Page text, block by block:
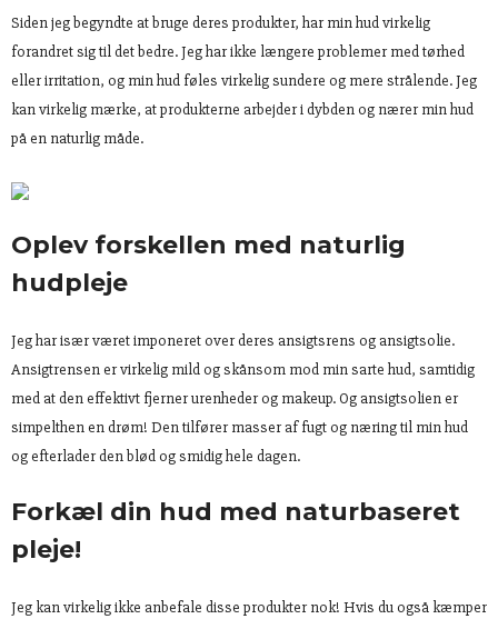
Siden jeg begyndte at bruge deres produkter, har min hud virkelig
forandret sig til det bedre. Jeg har ikke længere problemer med tørhed
eller irritation, og min hud føles virkelig sundere og mere strålende. Jeg
kan virkelig mærke, at produkterne arbejder i dybden og nærer min hud
på en naturlig måde.
Oplev forskellen med naturlig
hudpleje
Jeg har især været imponeret over deres ansigtsrens og ansigtsolie.
Ansigtrensen er virkelig mild og skånsom mod min sarte hud, samtidig
med at den effektivt fjerner urenheder og makeup. Og ansigtsolien er
simpelthen en drøm! Den tilfører masser af fugt og næring til min hud
og efterlader den blød og smidig hele dagen.
Forkæl din hud med naturbaseret
pleje!
Jeg kan virkelig ikke anbefale disse produkter nok! Hvis du også kæmper